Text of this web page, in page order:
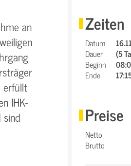
an
erfüllt
IHK-
Zeiten
Datum
Dauer
(5
Beginn
Ende
Preise
Netto
Brutto